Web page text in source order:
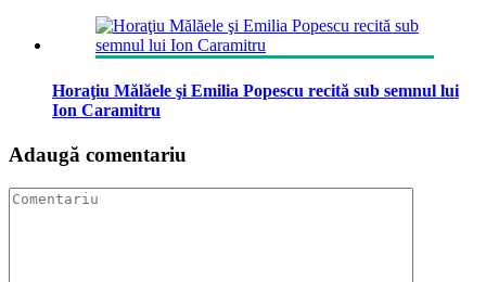
Horaţiu Mălăele şi Emilia Popescu recită sub semnul lui
Ion Caramitru
Adaugă comentariu